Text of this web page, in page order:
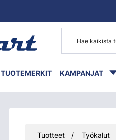
TUOTEMERKIT KAMPANJAT
Tuotteet Työkalut